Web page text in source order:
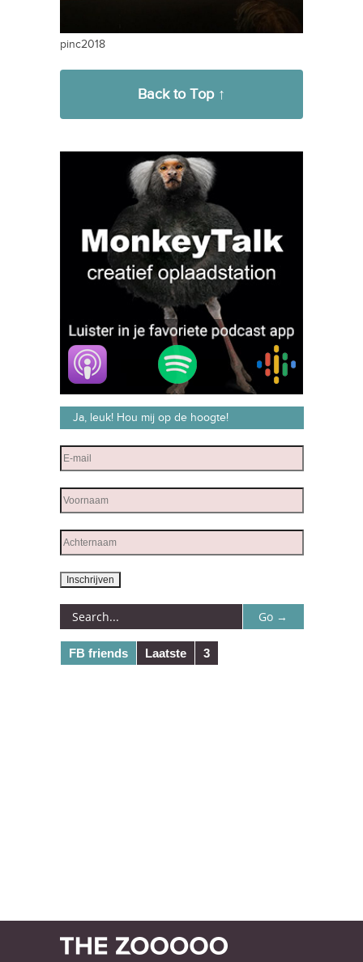
pinc2018
Back to Top ↑
Ja, leuk! Hou mij op de hoogte!
FB friends Laatste 3